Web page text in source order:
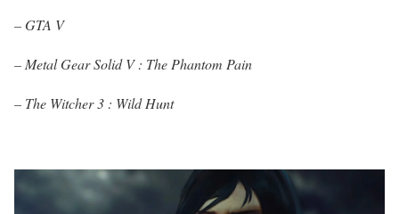
– GTA V
– Metal Gear Solid V : The Phantom Pain
– The Witcher 3 : Wild Hunt